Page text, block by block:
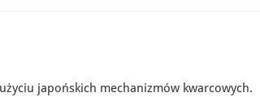
japońskich mechanizmów kwarcowych.